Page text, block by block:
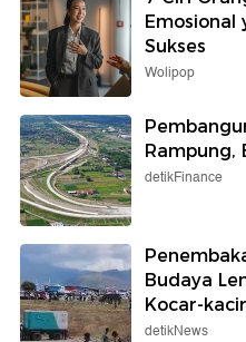
Emosional
Sukses
Wolipop
Rampung,
detikFinance
Budaya
Kocar-kacir
detikNews